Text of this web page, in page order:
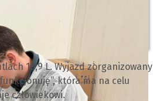
18,9 L. Wyjazd zorganizowany
która ma na celu
człowiekowi.